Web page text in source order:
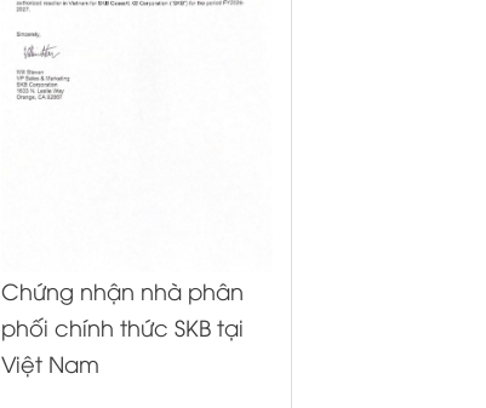
Chứng nhận nhà phân
phối chính thức SKB tại
Việt Nam